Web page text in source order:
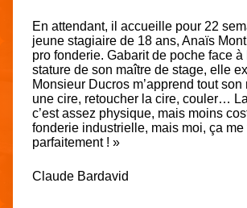
En attendant, il accueille pour 22
jeune stagiaire de 18 ans, Anaïs
pro fonderie. Gabarit de poche face à
stature de son maître de stage, elle
Monsieur Ducros m’apprend tout son
une cire, retoucher la cire, couler…
c’est assez physique, mais moins
fonderie industrielle, mais moi, ça me
parfaitement ! »
Claude Bardavid